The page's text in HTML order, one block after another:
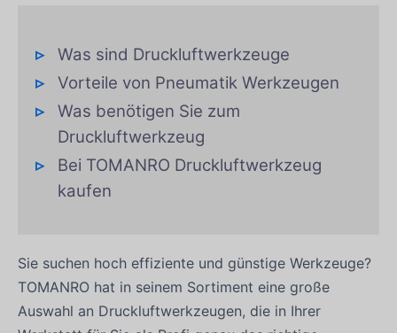
Was sind Druckluftwerkzeuge
Vorteile von Pneumatik Werkzeugen
Was benötigen Sie zum
Druckluftwerkzeug
Bei TOMANRO Druckluftwerkzeug
kaufen
Sie suchen hoch effiziente und günstige Werkzeuge?
TOMANRO hat in seinem Sortiment eine große
Auswahl an Druckluftwerkzeugen, die in Ihrer